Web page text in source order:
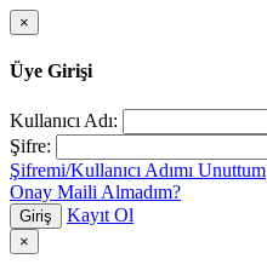
×
Üye Girişi
Kullanıcı Adı:
Şifre:
Şifremi/Kullanıcı Adımı Unuttum
Onay Maili Almadım?
Giriş Kayıt Ol
×